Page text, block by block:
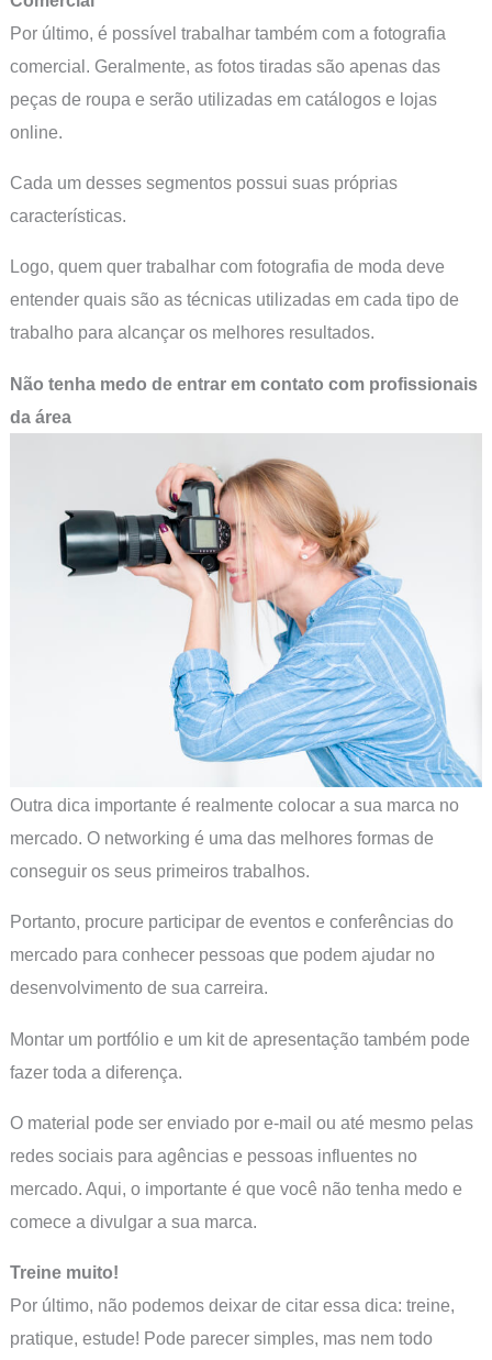
Por último, é possível trabalhar também com a fotografia
comercial. Geralmente, as fotos tiradas são apenas das
peças de roupa e serão utilizadas em catálogos e lojas
online.
Cada um desses segmentos possui suas próprias
características.
Logo, quem quer trabalhar com fotografia de moda deve
entender quais são as técnicas utilizadas em cada tipo de
trabalho para alcançar os melhores resultados.
Não tenha medo de entrar em contato com profissionais
da área
Outra dica importante é realmente colocar a sua marca no
mercado. O networking é uma das melhores formas de
conseguir os seus primeiros trabalhos.
Portanto, procure participar de eventos e conferências do
mercado para conhecer pessoas que podem ajudar no
desenvolvimento de sua carreira.
Montar um portfólio e um kit de apresentação também pode
fazer toda a diferença.
O material pode ser enviado por e-mail ou até mesmo pelas
redes sociais para agências e pessoas influentes no
mercado. Aqui, o importante é que você não tenha medo e
comece a divulgar a sua marca.
Treine muito!
Por último, não podemos deixar de citar essa dica: treine,
pratique, estude! Pode parecer simples, mas nem todo